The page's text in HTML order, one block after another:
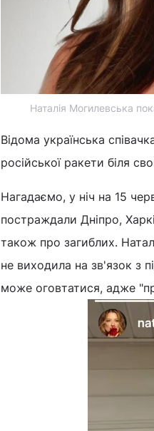
Наталія Могилевська
Відома українська
російської ракети біля
Нагадаємо, у ніч на 15
постраждали Дніпро,
також про загиблих.
не виходила на зв'язок з
може оговтатися, адже